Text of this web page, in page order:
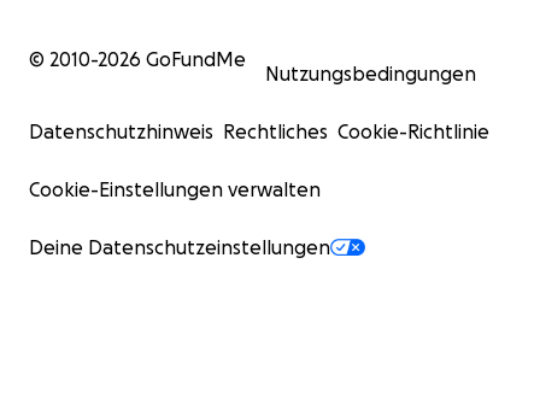
© 2010-2026 GoFundMe
Nutzungsbedingungen
Datenschutzhinweis Rechtliches Cookie-Richtlinie
Cookie-Einstellungen verwalten
Deine Datenschutzeinstellungen